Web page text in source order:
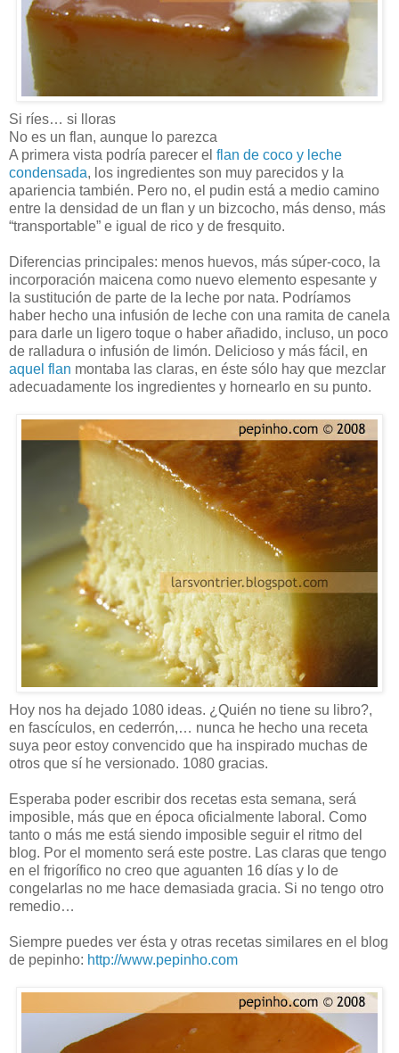
Si ríes… si lloras
No es un flan, aunque lo parezca
A primera vista podría parecer el flan de coco y leche
condensada, los ingredientes son muy parecidos y la
apariencia también. Pero no, el pudin está a medio camino
entre la densidad de un flan y un bizcocho, más denso, más
“transportable” e igual de rico y de fresquito.
Diferencias principales: menos huevos, más súper-coco, la
incorporación maicena como nuevo elemento espesante y
la sustitución de parte de la leche por nata. Podríamos
haber hecho una infusión de leche con una ramita de canela
para darle un ligero toque o haber añadido, incluso, un poco
de ralladura o infusión de limón. Delicioso y más fácil, en
aquel flan montaba las claras, en éste sólo hay que mezclar
adecuadamente los ingredientes y hornearlo en su punto.
Hoy nos ha dejado 1080 ideas. ¿Quién no tiene su libro?,
en fascículos, en cederrón,… nunca he hecho una receta
suya peor estoy convencido que ha inspirado muchas de
otros que sí he versionado. 1080 gracias.
Esperaba poder escribir dos recetas esta semana, será
imposible, más que en época oficialmente laboral. Como
tanto o más me está siendo imposible seguir el ritmo del
blog. Por el momento será este postre. Las claras que tengo
en el frigorífico no creo que aguanten 16 días y lo de
congelarlas no me hace demasiada gracia. Si no tengo otro
remedio…
Siempre puedes ver ésta y otras recetas similares en el blog
de pepinho: http://www.pepinho.com